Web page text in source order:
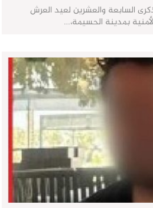
السابعة والعشرين لعيد العرش
بمدينة الحسيمة،…